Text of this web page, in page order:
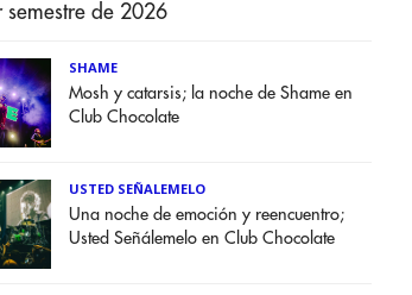
semestre de 2026
SHAME
Mosh y catarsis; la noche de Shame en
Club Chocolate
USTED SEÑALEMELO
Una noche de emoción y reencuentro;
Usted Señálemelo en Club Chocolate